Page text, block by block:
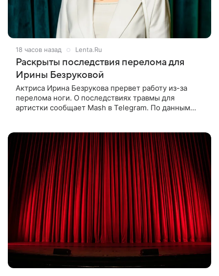
18 часов назад Lenta.Ru
Раскрыты последствия перелома для
Ирины Безруковой
Актриса Ирина Безрукова прервет работу из-за
перелома ноги. О последствиях травмы для
артистки сообщает Mash в Telegram. По данным